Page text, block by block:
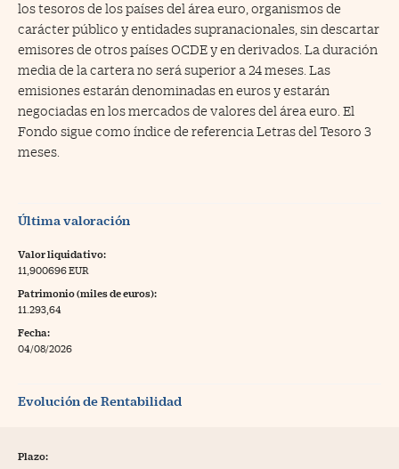
los tesoros de los países del área euro, organismos de
carácter público y entidades supranacionales, sin descartar
emisores de otros países OCDE y en derivados. La duración
media de la cartera no será superior a 24 meses. Las
emisiones estarán denominadas en euros y estarán
negociadas en los mercados de valores del área euro. El
Fondo sigue como índice de referencia Letras del Tesoro 3
meses.
Última valoración
Valor liquidativo:
11,900696 EUR
Patrimonio (miles de euros):
11.293,64
Fecha:
04/08/2026
Evolución de Rentabilidad
Plazo: